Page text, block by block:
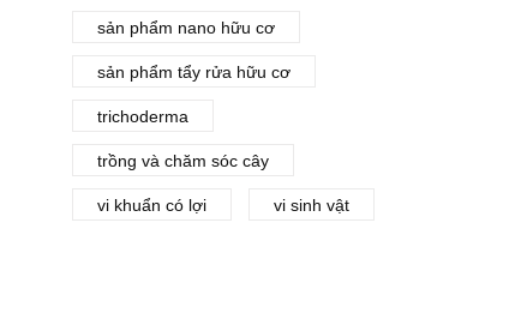
sản phẩm nano hữu cơ
sản phẩm tẩy rửa hữu cơ
trichoderma
trồng và chăm sóc cây
vi khuẩn có lợi vi sinh vật